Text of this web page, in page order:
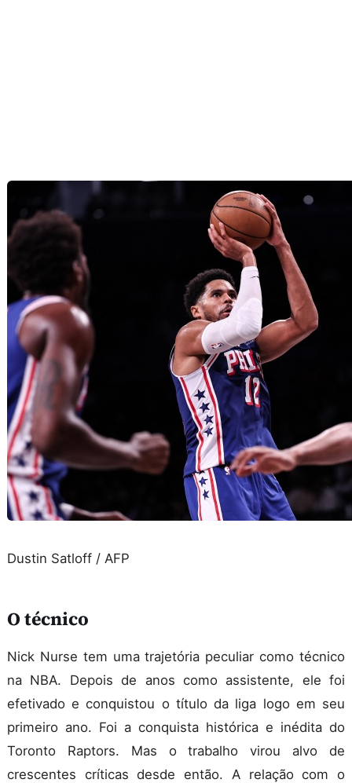
Dustin Satloff / AFP
O técnico
Nick Nurse tem uma trajetória peculiar como técnico
na NBA. Depois de anos como assistente, ele foi
efetivado e conquistou o título da liga logo em seu
primeiro ano. Foi a conquista histórica e inédita do
Toronto Raptors. Mas o trabalho virou alvo de
crescentes críticas desde então. A relação com o